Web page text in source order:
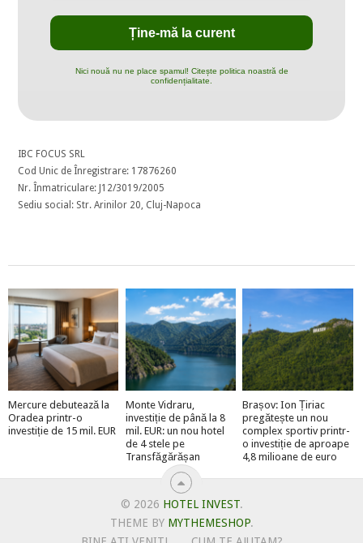
Nici nouă nu ne place spamul! Citește politica noastră de
confidențialitate.
IBC FOCUS SRL
Cod Unic de Înregistrare: 17876260
Nr. Înmatriculare: J12/3019/2005
Sediu social: Str. Arinilor 20, Cluj-Napoca
Mercure debutează la
Oradea printr-o
investiție de 15 mil. EUR
Monte Vidraru,
investiție de până la 8
mil. EUR: un nou hotel
de 4 stele pe
Transfăgărășan
Brașov: Ion Țiriac
pregătește un nou
complex sportiv printr-
o investiție de aproape
4,8 milioane de euro
© 2026 HOTEL INVEST.
THEME BY MYTHEMESHOP.